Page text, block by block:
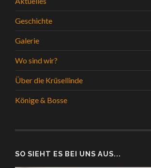
Geschichte
Galerie
Wo sind wir?
Über die Krüsellinde
Könige & Bosse
SO SIEHT ES BEI UNS AUS...